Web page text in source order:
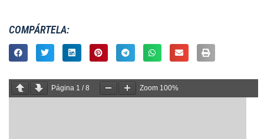
COMPÁRTELA:
Página 1 /8 Zoom 100%